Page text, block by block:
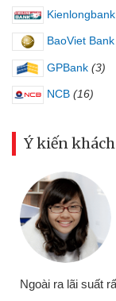
Kienlongbank
BaoViet Bank
GPBank (3)
NCB (16)
Ý kiến
Ngoài ra lãi suất